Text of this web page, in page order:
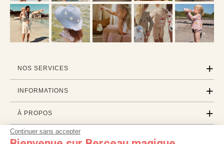
Continuer sans accepter
NOS SERVICES
INFORMATIONS
À PROPOS
PROFESSIONNELS